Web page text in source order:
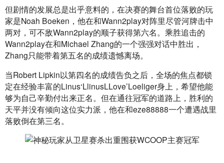
但剧情的发展总是出乎意料的，在决赛的舞台首位落败的玩
家是Noah Boeken，他在和Wann2play对阵里尽管河牌击中
两对，可不敌Wann2play的顺子获得第六名。乘胜追击的
Wann2play在和Michael Zhang的一个强强对话中胜出，
Zhang只能带着第五名的成绩遗憾离场。
当Robert Lipkin以第四名的成绩告负之后，全场的焦点都锁
定在经验丰富的Linus‘LlinusLLove’Loeliger身上，希望他能
够为自己辛勤付出来正名。但在通往冠军的道路上，胜利的
天平并没有倾向这位实力派，他在和eze88888一个遭遇战里
落败倒在第三名。